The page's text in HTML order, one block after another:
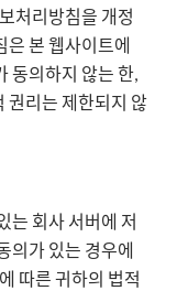
처리방침을 개정
은 본 웹사이트에
동의하지 않는 한,
권리는 제한되지 않
는 회사 서버에 저
의가 있는 경우에
따른 귀하의 법적